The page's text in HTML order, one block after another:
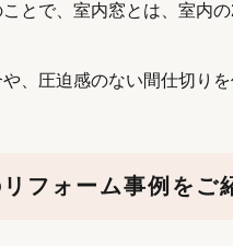
とで、室内窓とは、室内
、圧迫感のない間仕切り
フォーム事例をご